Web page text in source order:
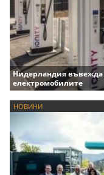
Нидерландия
електромобилите
НОВИНИ